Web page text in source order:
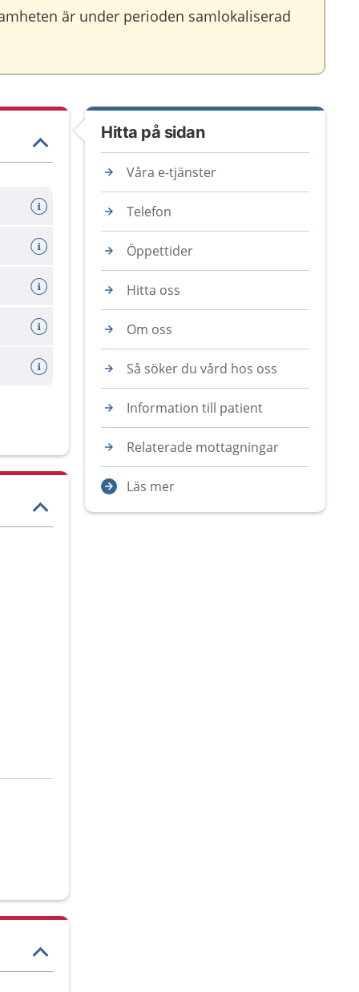
är under perioden samlokaliserad
Hitta på sidan
Våra e-tjänster
Telefon
Öppettider
Hitta oss
Om oss
Så söker du vård hos oss
Information till patient
Relaterade mottagningar
Läs mer